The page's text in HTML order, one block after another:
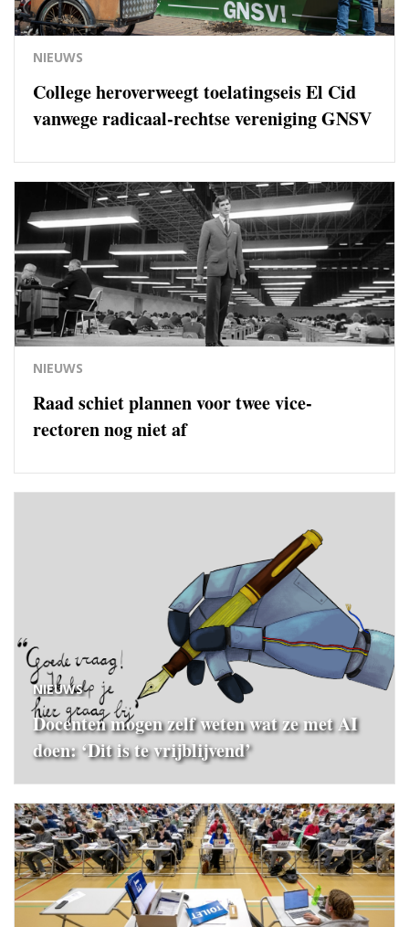
NIEUWS
College heroverweegt toelatingseis El Cid
vanwege radicaal-rechtse vereniging GNSV
NIEUWS
Raad schiet plannen voor twee vice-
rectoren nog niet af
NIEUWS
Docenten mogen zelf weten wat ze met AI
doen: ‘Dit is te vrijblijvend’